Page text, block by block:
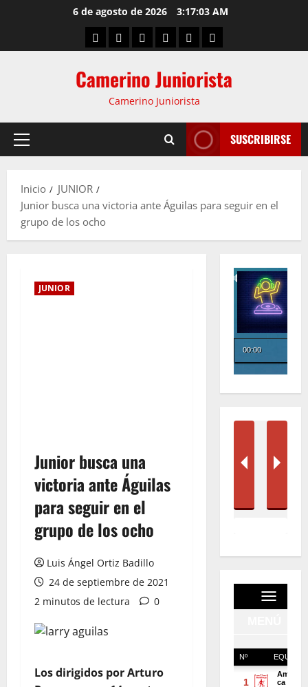
6 de agosto de 2026 3:17:04 AM
Camerino Juniorista
Camerino Juniorista
SUSCRIBIRSE
Inicio
JUNIOR
Junior busca una victoria ante Águilas para seguir en el
grupo de los ocho
JUNIOR
Junior busca una
victoria ante Águilas
para seguir en el
grupo de los ocho
Luis Ángel Ortiz Badillo
24 de septiembre de 2021
2 minutos de lectura
0
Los dirigidos por Arturo